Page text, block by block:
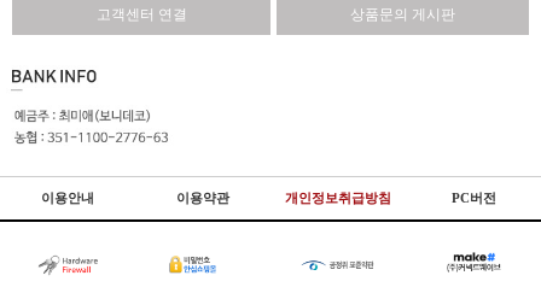
고객센터 연결 상품문의 게시판
이용안내 이용약관 개인정보취급방침 PC버전